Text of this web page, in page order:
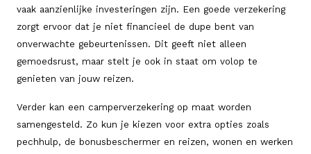
vaak aanzienlijke investeringen zijn. Een goede verzekering
zorgt ervoor dat je niet financieel de dupe bent van
onverwachte gebeurtenissen. Dit geeft niet alleen
gemoedsrust, maar stelt je ook in staat om volop te
genieten van jouw reizen.
Verder kan een camperverzekering op maat worden
samengesteld. Zo kun je kiezen voor extra opties zoals
pechhulp, de bonusbeschermer en reizen, wonen en werken